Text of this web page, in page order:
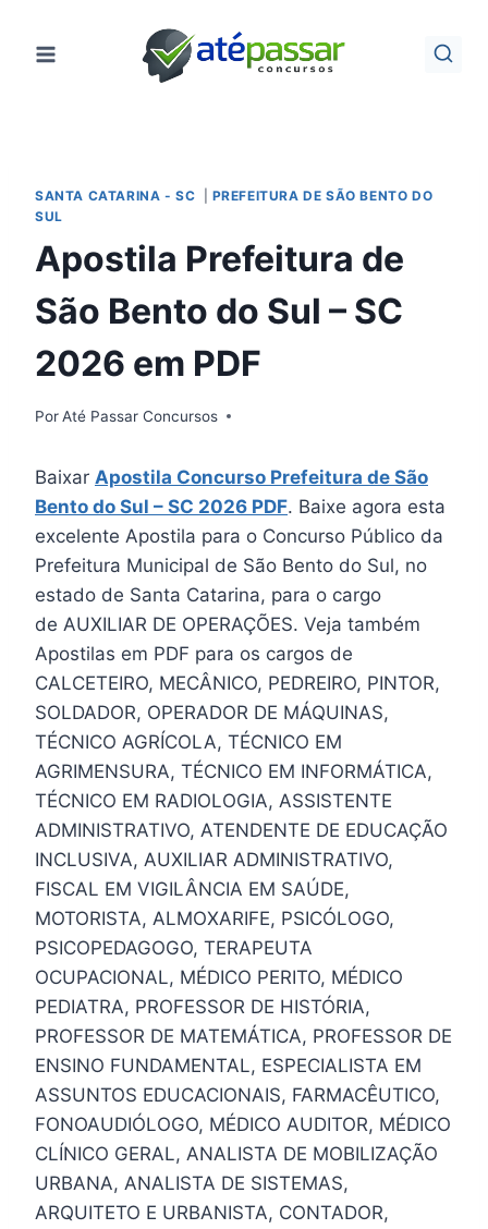
para
SANTA CATARINA - SC
PREFEITURA DE SÃO BENTO DO
SUL
Apostila Prefeitura de
São Bento do Sul – SC
2026 em PDF
PorAté Passar Concursos
Baixar Apostila Concurso Prefeitura de São
Bento do Sul – SC 2026 PDF. Baixe agora esta
excelente Apostila para o Concurso Público da
Prefeitura Municipal de São Bento do Sul, no
estado de Santa Catarina, para o cargo
de AUXILIAR DE OPERAÇÕES. Veja também
Apostilas em PDF para os cargos de
CALCETEIRO, MECÂNICO, PEDREIRO, PINTOR,
SOLDADOR, OPERADOR DE MÁQUINAS,
TÉCNICO AGRÍCOLA, TÉCNICO EM
AGRIMENSURA, TÉCNICO EM INFORMÁTICA,
TÉCNICO EM RADIOLOGIA, ASSISTENTE
ADMINISTRATIVO, ATENDENTE DE EDUCAÇÃO
INCLUSIVA, AUXILIAR ADMINISTRATIVO,
FISCAL EM VIGILÂNCIA EM SAÚDE,
MOTORISTA, ALMOXARIFE, PSICÓLOGO,
PSICOPEDAGOGO, TERAPEUTA
OCUPACIONAL, MÉDICO PERITO, MÉDICO
PEDIATRA, PROFESSOR DE HISTÓRIA,
PROFESSOR DE MATEMÁTICA, PROFESSOR DE
ENSINO FUNDAMENTAL, ESPECIALISTA EM
ASSUNTOS EDUCACIONAIS, FARMACÊUTICO,
FONOAUDIÓLOGO, MÉDICO AUDITOR, MÉDICO
CLÍNICO GERAL, ANALISTA DE MOBILIZAÇÃO
URBANA, ANALISTA DE SISTEMAS,
ARQUITETO E URBANISTA, CONTADOR,